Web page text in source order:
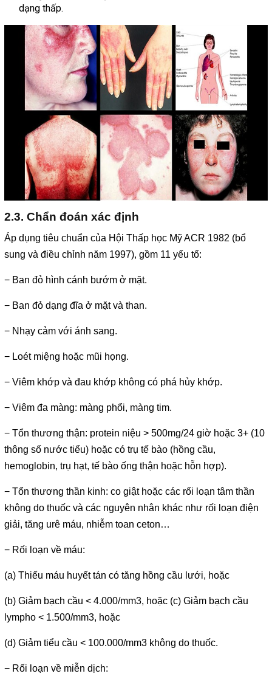
dạng thấp.
2.3. Chẩn đoán xác định
Áp dụng tiêu chuẩn của Hội Thấp học Mỹ ACR 1982 (bổ
sung và điều chỉnh năm 1997), gồm 11 yếu tố:
− Ban đỏ hình cánh bướm ở mặt.
− Ban đỏ dạng đĩa ở mặt và than.
− Nhạy cảm với ánh sang.
− Loét miệng hoặc mũi họng.
− Viêm khớp và đau khớp không có phá hủy khớp.
− Viêm đa màng: màng phổi, màng tim.
− Tổn thương thận: protein niệu > 500mg/24 giờ hoặc 3+ (10
thông số nước tiểu) hoặc có trụ tế bào (hồng cầu,
hemoglobin, trụ hạt, tế bào ống thận hoặc hỗn hợp).
− Tổn thương thần kinh: co giật hoặc các rối loạn tâm thần
không do thuốc và các nguyên nhân khác như rối loạn điện
giải, tăng urê máu, nhiễm toan ceton…
− Rối loạn về máu:
(a) Thiếu máu huyết tán có tăng hồng cầu lưới, hoặc
(b) Giảm bạch cầu < 4.000/mm3, hoặc (c) Giảm bạch cầu
lympho < 1.500/mm3, hoặc
(d) Giảm tiểu cầu < 100.000/mm3 không do thuốc.
− Rối loạn về miễn dịch: